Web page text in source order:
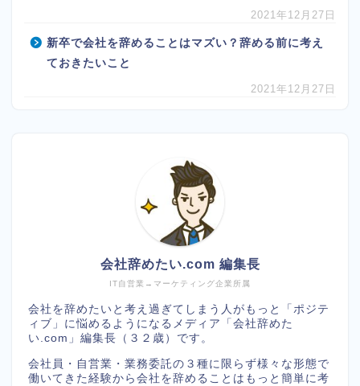
2021年12月27日
新卒で会社を辞めることはマズい？辞める前に考え
ておきたいこと
2021年12月27日
IT自営業→マーケティング企業所属
会社辞めたい.com 編集長
会社を辞めたいと考え過ぎてしまう人がもっと「ポジテ
ィブ」に悩めるようになるメディア「会社辞めた
い.com」編集長（３２歳）です。
会社員・自営業・業務委託の３種に限らず様々な形態で
働いてきた経験から会社を辞めることはもっと簡単に考